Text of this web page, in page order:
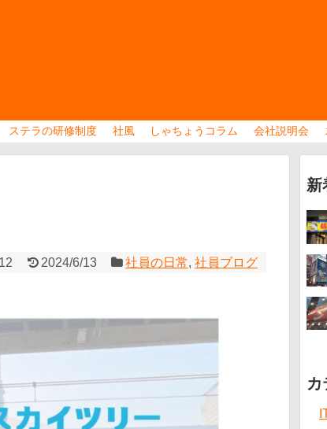
ステラの研修制度 社風 しゃちょうコラム 会社説明会
2024/6/13 社員の日常, 社員ブログ
新
カ